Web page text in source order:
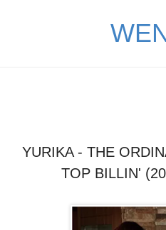
YURIKA - THE
TOP BILLIN'